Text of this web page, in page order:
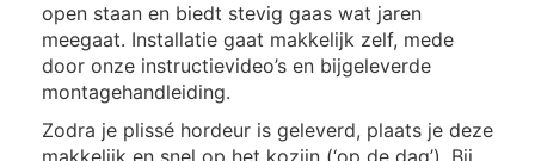
open staan en biedt stevig gaas wat jaren
meegaat. Installatie gaat makkelijk zelf, mede
door onze instructievideo’s en bijgeleverde
montagehandleiding.
Zodra je plissé hordeur is geleverd, plaats je deze
makkelijk en snel op het kozijn (‘op de dag’). Bij